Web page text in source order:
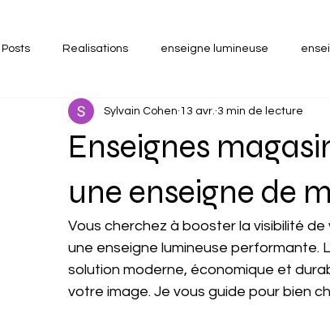
Posts Realisations enseigne lumineuse
Fabrication et pose d'enseigne Croix de pharmacie
Enseignes
une enseigne de
Sylvain Cohen 13 avr. 3 min de lecture
Vous cherchez à booster la visibilité
une enseigne lumineuse performante.
solution moderne, économique et
votre image. Je vous guide pour bien